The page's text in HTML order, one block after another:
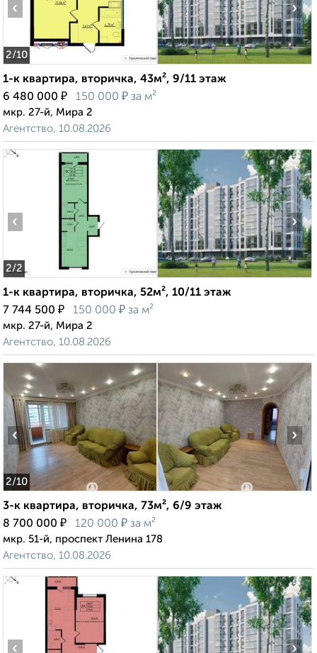
2/10
‹ ›
1-к квартира, вторичка, 43м², 9/11 этаж
6 480 000 ₽ 150 000 ₽ за м²
мкр. 27-й, Мира 2
Агентство, 10.08.2026
2/2
‹ ›
1-к квартира, вторичка, 52м², 10/11 этаж
7 744 500 ₽ 150 000 ₽ за м²
мкр. 27-й, Мира 2
Агентство, 10.08.2026
2/10
‹ ›
3-к квартира, вторичка, 73м², 6/9 этаж
8 700 000 ₽ 120 000 ₽ за м²
мкр. 51-й, проспект Ленина 178
Агентство, 10.08.2026
‹ ›